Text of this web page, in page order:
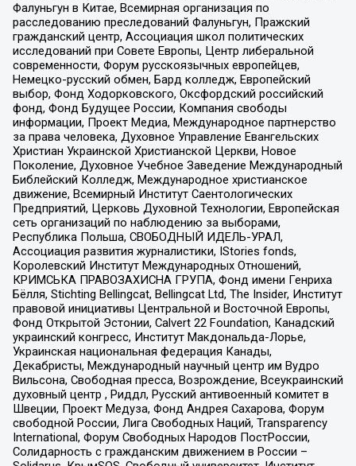
Фалуньгун в Китае, Всемирная организация по
расследованию преследований Фалуньгун, Пражский
гражданский центр, Ассоциация школ политических
исследований при Совете Европы, Центр либеральной
современности, Форум русскоязычных европейцев,
Немецко-русский обмен, Бард колледж, Европейский
выбор, Фонд Ходорковского, Оксфордский российский
фонд, Фонд Будущее России, Компания свободы
информации, Проект Медиа, Международное партнерство
за права человека, Духовное Управление Евангельских
Христиан Украинской Христианской Церкви, Новое
Поколение, Духовное Учебное Заведение Международный
Библейский Колледж, Международное христианское
движение, Всемирный Институт Саентологических
Предприятий, Церковь Духовной Технологии, Европейская
сеть организаций по наблюдению за выборами,
Республика Польша, СВОБОДНЫЙ ИДЕЛЬ-УРАЛ,
Ассоциация развития журналистики, IStories fonds,
Королевский Институт Международных Отношений,
КРИМСЬКА ПРАВОЗАХИСНА ГРУПА, Фонд имени Генриха
Бёлля, Stichting Bellingcat, Bellingcat Ltd, The Insider, Институт
правовой инициативы Центральной и Восточной Европы,
Фонд Открытой Эстонии, Calvert 22 Foundation, Канадский
украинский конгресс, Институт Макдональда-Лорье,
Украинская национальная федерация Канады,
Декабристы, Международный научный центр им Вудро
Вильсона, Свободная пресса, Возрождение, Всеукраинский
духовный центр , Риддл, Русский антивоенный комитет в
Швеции, Проект Медуза, Фонд Андрея Сахарова, Форум
свободной России, Лига Свободных Наций, Transparеncy
International, Форум Свободных Народов ПостРоссии,
Солидарность с гражданским движением в России –